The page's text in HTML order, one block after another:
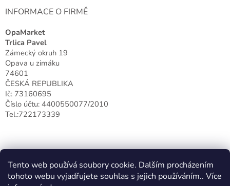
Tento web používá soubory cookie. Dalším procházením
tohoto webu vyjadřujete souhlas s jejich používáním.. Více
INFORMACE O FIRMĚ
OpaMarket
Trlica Pavel
Zámecký okruh 19
Opava u zimáku
74601
ČESKÁ REPUBLIKA
Ič: 73160695
Číslo účtu: 4400550077/2010
Tel.:722173339